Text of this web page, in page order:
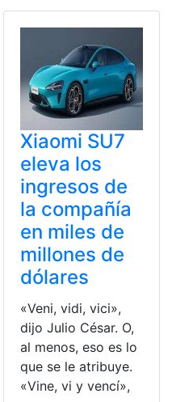
Xiaomi SU7
eleva los
ingresos de
la compañía
en miles de
millones de
dólares
«Veni, vidi, vici»,
dijo Julio César. O,
al menos, eso es lo
que se le atribuye.
«Vine, vi y vencí»,